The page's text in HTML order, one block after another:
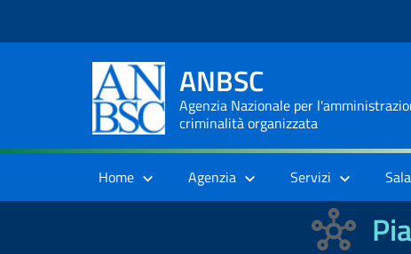
ANBSC
Agenzia Nazionale per
criminalità organizzata
Home Agenzia Servizi